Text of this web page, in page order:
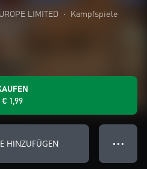
LIMITED • Kampfspiele
€ 1,99
HINZUFÜGEN ● ● ●